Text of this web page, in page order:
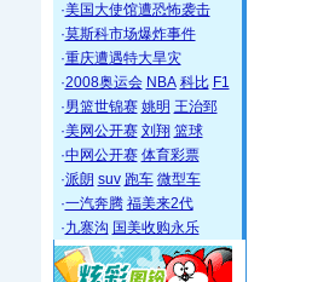
·美国大使馆遭恐怖袭击
·莫斯科市场爆炸事件
·重庆遭遇特大旱灾
·2008奥运会 NBA 科比 F1
·男篮世锦赛 姚明 王治郅
·美网公开赛 刘翔 篮球
·中网公开赛 体育彩票
·派朗 suv 跑车 微型车
·一汽奔腾 福美来2代
·九寨沟 国美收购永乐